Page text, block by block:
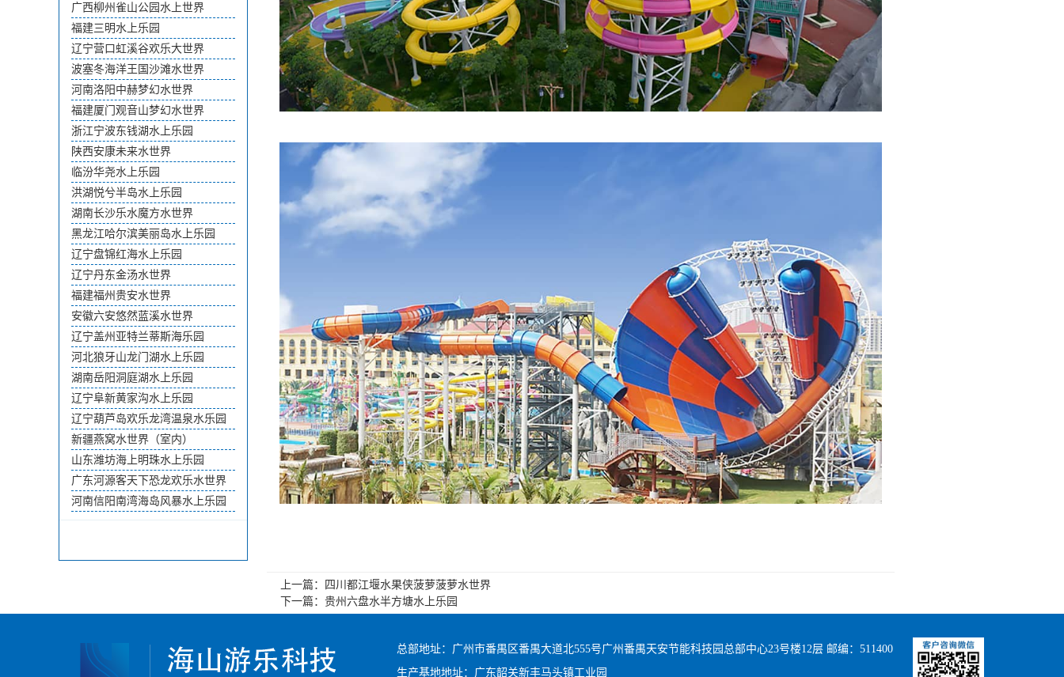
广西柳州雀山公园水上世界
福建三明水上乐园
辽宁营口虹溪谷欢乐大世界
波塞冬海洋王国沙滩水世界
河南洛阳中赫梦幻水世界
福建厦门观音山梦幻水世界
浙江宁波东钱湖水上乐园
陕西安康未来水世界
临汾华尧水上乐园
洪湖悦兮半岛水上乐园
湖南长沙乐水魔方水世界
黑龙江哈尔滨美丽岛水上乐园
辽宁盘锦红海水上乐园
辽宁丹东金汤水世界
福建福州贵安水世界
安徽六安悠然蓝溪水世界
辽宁盖州亚特兰蒂斯海乐园
河北狼牙山龙门湖水上乐园
湖南岳阳洞庭湖水上乐园
辽宁阜新黄家沟水上乐园
辽宁葫芦岛欢乐龙湾温泉水乐园
新疆燕窝水世界（室内）
山东潍坊海上明珠水上乐园
广东河源客天下恐龙欢乐水世界
河南信阳南湾海岛风暴水上乐园
上一篇：
四川都江堰水果侠菠萝菠萝水世界
下一篇：贵州六盘水半方塘水上乐园
总部地址：广州市番禺区番禺大道北555号广州番禺天安节能科技园总部中心23号楼12层 邮编：511400
生产基地地址：广东韶关新丰马头镇工业园